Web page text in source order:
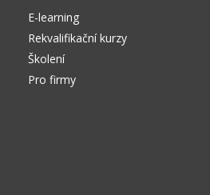
E-learning
Rekvalifikační kurzy
Školení
Pro firmy